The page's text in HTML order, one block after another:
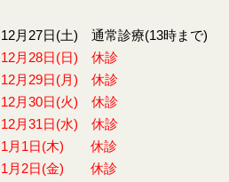
12月27日(土) 通常診療(13時まで)
12月28日(日) 休診
12月29日(月) 休診
12月30日(火) 休診
12月31日(水) 休診
1月1日(木) 休診
1月2日(金) 休診